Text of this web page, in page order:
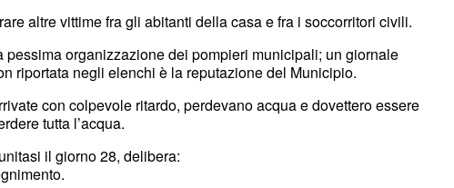
altre vittime fra gli abitanti della casa e fra i soccorritori civili.
organizzazione dei pompieri municipali; un giornale
riportata negli elenchi è la reputazione del Municipio.
con colpevole ritardo, perdevano acqua e dovettero essere
tutta l’acqua.
il giorno 28, delibera: